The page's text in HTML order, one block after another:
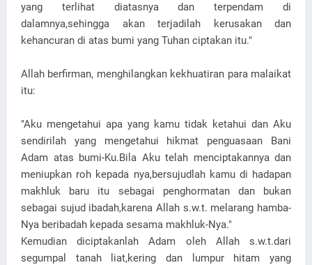
yang terlihat diatasnya dan terpendam di
dalamnya,sehingga akan terjadilah kerusakan dan
kehancuran di atas bumi yang Tuhan ciptakan itu."
Allah berfirman, menghilangkan kekhuatiran para malaikat
itu:
"Aku mengetahui apa yang kamu tidak ketahui dan Aku
sendirilah yang mengetahui hikmat penguasaan Bani
Adam atas bumi-Ku.Bila Aku telah menciptakannya dan
meniupkan roh kepada nya,bersujudlah kamu di hadapan
makhluk baru itu sebagai penghormatan dan bukan
sebagai sujud ibadah,karena Allah s.w.t. melarang hamba-
Nya beribadah kepada sesama makhluk-Nya."
Kemudian diciptakanlah Adam oleh Allah s.w.t.dari
segumpal tanah liat,kering dan lumpur hitam yang